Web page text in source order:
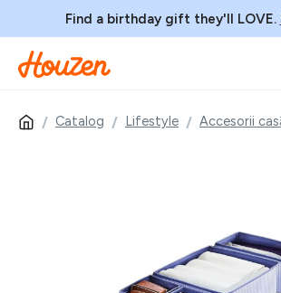
Find a birthday gift they'll LOVE.
Catalog Lifestyle Accesorii